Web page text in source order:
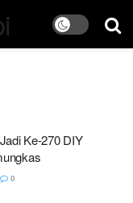
Ke-270 DIY
0